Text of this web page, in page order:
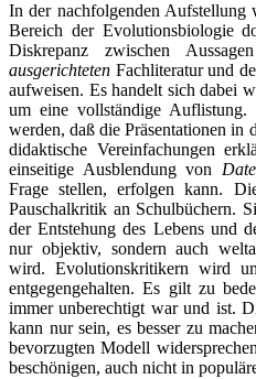
In der nachfolgenden Aufstellung
Bereich der Evolutionsbiologie
Diskrepanz zwischen
ausgerichteten Fachliteratur und
aufweisen. Es handelt sich dabei
um eine vollständige
werden, daß die Präsentationen in
didaktische Vereinfachungen
einseitige Ausblendung von
Frage stellen, erfolgen kann.
Pauschalkritik an Schulbüchern.
der Entstehung des Lebens und
nur objektiv, sondern auch
wird. Evolutionskritikern wird
entgegengehalten. Es gilt zu
immer unberechtigt war und ist.
kann nur sein, es besser zu
bevorzugten Modell
beschönigen, auch nicht in